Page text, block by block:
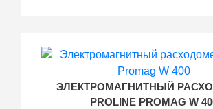
ЭЛЕКТРОМАГНИТНЫЙ
PROLINE PROMAG W